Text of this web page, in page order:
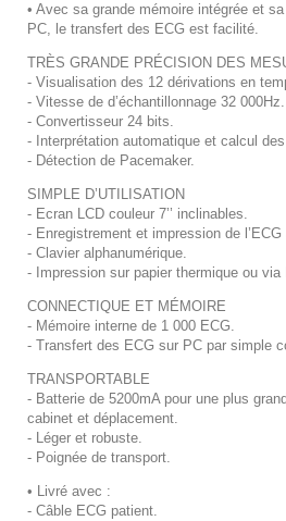
• Avec sa grande mémoire intégrée et
PC, le transfert des ECG est facilité.
TRÈS GRANDE PRÉCISION DES
- Visualisation des 12 dérivations en
- Vitesse de d’échantillonnage 32 000Hz.
- Convertisseur 24 bits.
- Interprétation automatique et calcul
- Détection de Pacemaker.
SIMPLE D’UTILISATION
- Ecran LCD couleur 7’’ inclinables.
- Enregistrement et impression de
- Clavier alphanumérique.
- Impression sur papier thermique ou via
CONNECTIQUE ET MÉMOIRE
- Mémoire interne de 1 000 ECG.
- Transfert des ECG sur PC par simple
TRANSPORTABLE
- Batterie de 5200mA pour une plus
cabinet et déplacement.
- Léger et robuste.
- Poignée de transport.
• Livré avec :
- Câble ECG patient.